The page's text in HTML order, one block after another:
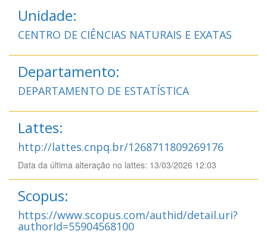
Unidade:
CENTRO DE CIÊNCIAS NATURAIS E EXATAS
Departamento:
DEPARTAMENTO DE ESTATÍSTICA
Lattes:
http://lattes.cnpq.br/1268711809269176
Data da última alteração no lattes: 13/03/2026 12:03
Scopus:
https://www.scopus.com/authid/detail.uri?
authorId=55904568100